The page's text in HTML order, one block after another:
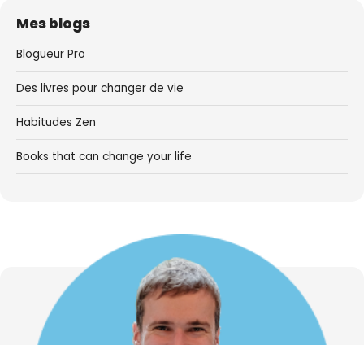
Mes blogs
Blogueur Pro
Des livres pour changer de vie
Habitudes Zen
Books that can change your life